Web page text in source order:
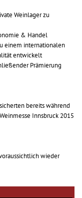
Weinlager zu
& Handel
einem internationalen
entwickelt
Prämierung
bereits während
Innsbruck 2015
wieder